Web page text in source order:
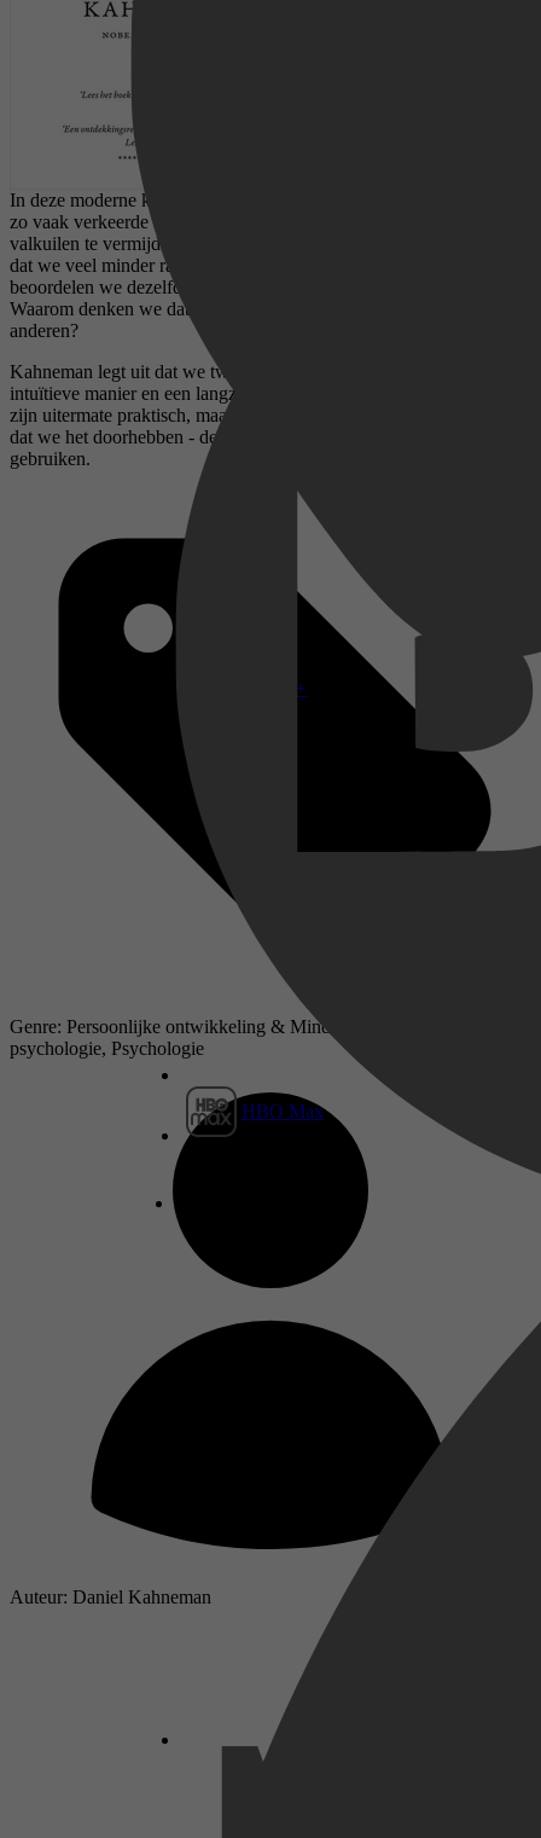
Disney+
HBO Max
In deze moderne klassieker legt Daniel Kahneman uit waarom we
zo vaak verkeerde inschattingen maken, en geeft tips om deze
valkuilen te vermijden en betere beslissingen te nemen. Hij toont aan
dat we veel minder rationeel zijn dan we denken. Waarom
beoordelen we dezelfde situatie anders voor en na de lunch?
Waarom denken we dat knappe mensen competenter zijn dan
anderen?
Kahneman legt uit dat we twee denksystemen hebben: een snelle,
intuïtieve manier en een langzame, weloverwogen manier. Beide
zijn uitermate praktisch, maar het gaat vaak fout omdat we - zonder
dat we het doorhebben - de verkeerde manier van denken
gebruiken.
Genre: Persoonlijke ontwikkeling & Mindfulness, Populaire
psychologie, Psychologie
Auteur: Daniel Kahneman